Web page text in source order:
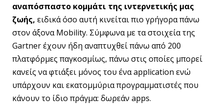
αναπόσπαστο κομμάτι της ιντερνετικής μας
ζωής, ειδικά όσο αυτή κινείται πιο γρήγορα πάνω
στον άξονα Mobility. Σύμφωνα με τα στοιχεία της
Gartner έχουν ήδη αναπτυχθεί πάνω από 200
πλατφόρμες παγκοσμίως, πάνω στις οποίες μπορεί
κανείς να φτιάξει μόνος του ένα application ενώ
υπάρχουν και εκατομμύρια προγραμματιστές που
κάνουν το ίδιο πράγμα: δωρεάν apps.